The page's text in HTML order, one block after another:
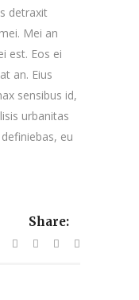
detraxit
Mei an
est. Eos ei
an. Eius
sensibus id,
urbanitas
eu
Share: